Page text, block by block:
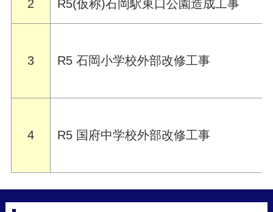
2 R5(仮称)石岡駅東口公園造成工事
3 R5 石岡小学校外部改修工事
4 R5 国府中学校外部改修工事